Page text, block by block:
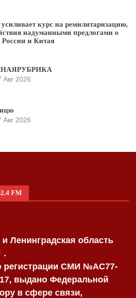
курс на ремилитаризацию,
надуманными предлогами о
России и Китая
Авг 2026
Авг 2026
FM
Ленинградская область
.
регистрации СМИ №AC77-
выдано Федеральной
в сфере связи,